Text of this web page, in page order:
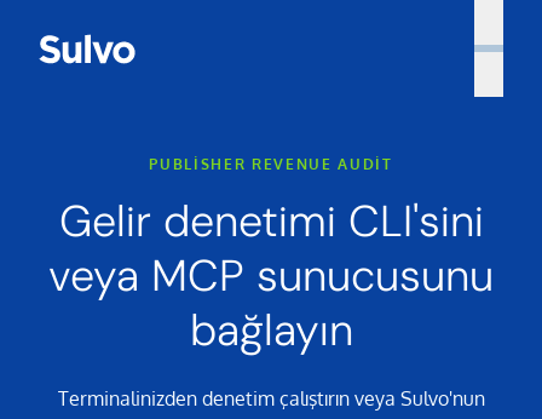
PUBLISHER REVENUE AUDIT
Gelir denetimi CLI'sini
veya MCP sunucusunu
bağlayın
Terminalinizden denetim çalıştırın veya Sulvo'nun